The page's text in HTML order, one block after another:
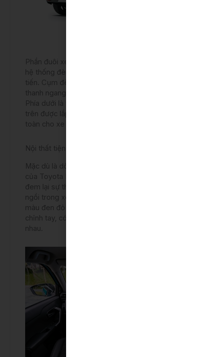
Phần đuôi xe cũng được thiết kế khá vuông vức,
hệ thống đèn hậu sử dụng công nghệ LED tiên
tiến. Cụm đèn hậu nối liền với nhau thông qua
thanh ngang được sơn đen bóng, tạo sự liền mạch.
Phía dưới là tấm cản sau được sơn màu đen, bên
trên được lắp tấm phản quang giúp đảm bảo an
toàn cho xe phía sau quan sát.
Nội thất tiện nghi và rộng rãi
Mặc dù là dòng xe SUV hạng A, thế nhưng nội thất
của Toyota Raize vẫn đảm bảo tiện nghi, rộng rãi,
đem lại sự thoải mái cho người ngồi bên trong. Ghế
ngồi trong xe đều được bọc nỉ cao cấp, với tông
màu đen đỏ đẹp mắt. Tất cả ghế ngồi đều được
chỉnh tay, có thể chỉnh theo nhiều hướng khác
nhau.